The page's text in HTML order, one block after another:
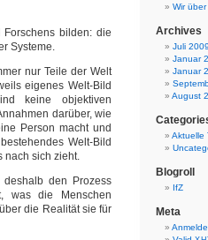
bilden: die
Systeme.
nur Teile der Welt
eigenes Welt-Bild
keine objektiven
darüber, wie
Person macht und
Welt-Bild
nach sich zieht.
deshalb den Prozess
was die Menschen
die Realität sie für
Wir
Archives
Juli 2009
Januar
Januar
August
Aktuelle
Blogroll
IfZ
Meta